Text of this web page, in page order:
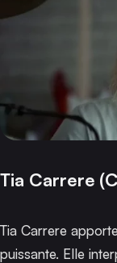
Tia Carrere
Tia Carrere
puissante. Elle